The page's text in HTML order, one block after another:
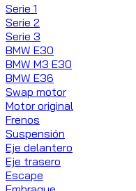
Serie 1
Serie 2
Serie 3
BMW E30
BMW M3 E30
BMW E36
Swap motor
Motor original
Frenos
Suspensión
Eje delantero
Eje trasero
Escape